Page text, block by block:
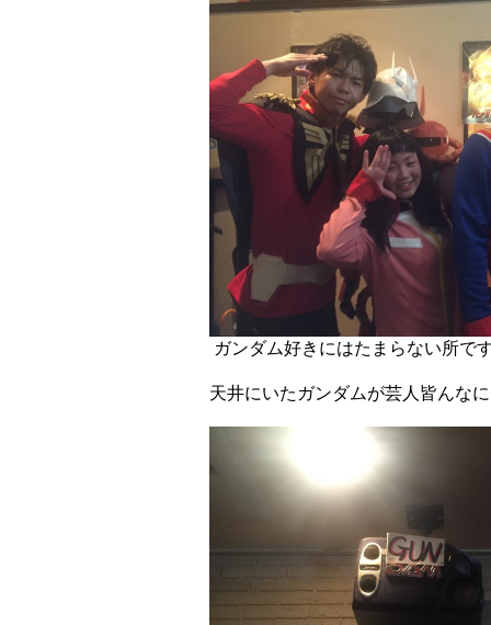
ガンダム好きにはたまらない所で
天井にいたガンダムが芸人皆んな